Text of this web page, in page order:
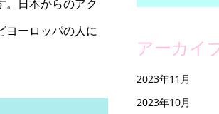
。日本からのアク
ヨーロッパの人に
アーカイ
2023年11月
2023年10月